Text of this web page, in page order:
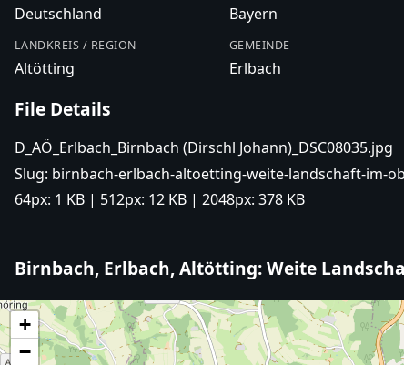
Deutschland Bayern
LANDKREIS / REGION
Altötting
GEMEINDE
Erlbach
File Details
D_AÖ_Erlbach_Birnbach (Dirschl Johann)_DSC08035.jpg
Slug: birnbach-erlbach-altoetting-weite-landschaft-im-
64px: 1 KB | 512px: 12 KB | 2048px: 378 KB
Birnbach, Erlbach, Altötting: Weite
+
−